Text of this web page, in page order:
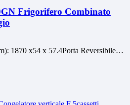
Frigorifero Combinato
1870 x54 x 57.4Porta Reversibile…